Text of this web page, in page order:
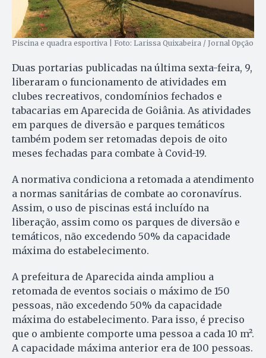
Piscina e quadra esportiva | Foto: Larissa Quixabeira / Jornal Opção
Duas portarias publicadas na última sexta-feira, 9,
liberaram o funcionamento de atividades em
clubes recreativos, condomínios fechados e
tabacarias em Aparecida de Goiânia. As atividades
em parques de diversão e parques temáticos
também podem ser retomadas depois de oito
meses fechadas para combate à Covid-19.
A normativa condiciona a retomada a atendimento
a normas sanitárias de combate ao coronavírus.
Assim, o uso de piscinas está incluído na
liberação, assim como os parques de diversão e
temáticos, não excedendo 50% da capacidade
máxima do estabelecimento.
A prefeitura de Aparecida ainda ampliou a
retomada de eventos sociais o máximo de 150
pessoas, não excedendo 50% da capacidade
máxima do estabelecimento. Para isso, é preciso
que o ambiente comporte uma pessoa a cada 10 m².
A capacidade máxima anterior era de 100 pessoas.